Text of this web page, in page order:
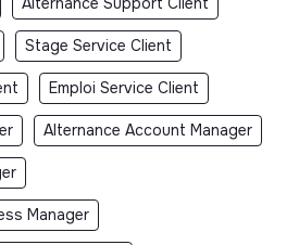
Stage Service Client
Emploi Service Client
Alternance Account Manager
Manager